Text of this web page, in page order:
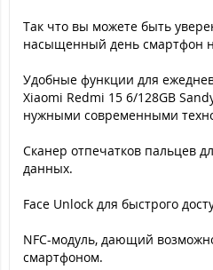
Так что вы можете быть
насыщенный день смартфон
Удобные функции для
Xiaomi Redmi 15 6/128GB
нужными современными
Сканер отпечатков пальцев
данных.
Face Unlock для быстрого
NFC-модуль, дающий
смартфоном.